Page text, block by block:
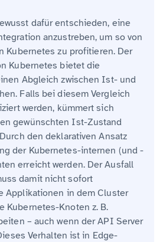
dafür entschieden, eine
anzustreben, um so von
Kubernetes zu profitieren. Der
Kubernetes bietet die
Abgleich zwischen Ist- und
Falls bei diesem Vergleich
werden, kümmert sich
gewünschten Ist-Zustand
den deklarativen Ansatz
der Kubernetes-internen (und -
erreicht werden. Der Ausfall
damit nicht sofort
Applikationen in dem Cluster
Kubernetes-Knoten z. B.
– auch wenn der API Server
Verhalten ist in Edge-